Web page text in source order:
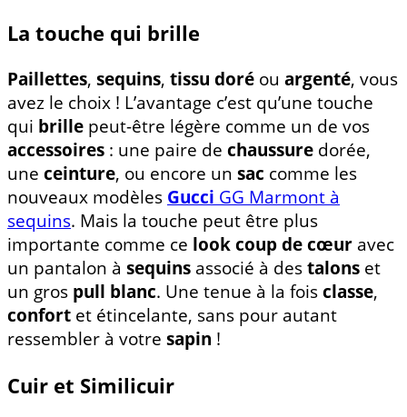
La touche qui brille
Paillettes, sequins, tissu doré ou argenté, vous
avez le choix ! L’avantage c’est qu’une touche
qui brille peut-être légère comme un de vos
accessoires : une paire de chaussure dorée,
une ceinture, ou encore un sac comme les
nouveaux modèles Gucci GG Marmont à
sequins. Mais la touche peut être plus
importante comme ce look coup de cœur avec
un pantalon à sequins associé à destalons et
un gros pull blanc. Une tenue à la foisclasse,
confort et étincelante, sans pour autant
ressembler à votre sapin !
Cuir et Similicuir